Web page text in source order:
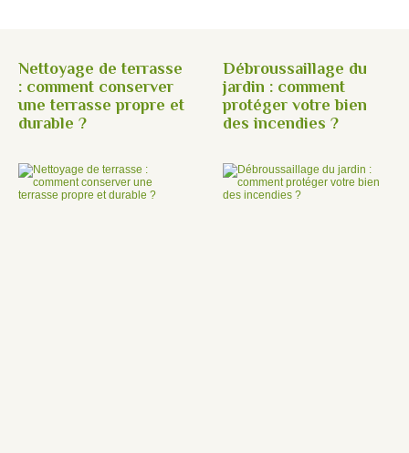
Nettoyage de terrasse
: comment conserver
une terrasse propre et
durable ?
Débroussaillage du
jardin : comment
protéger votre bien
des incendies ?